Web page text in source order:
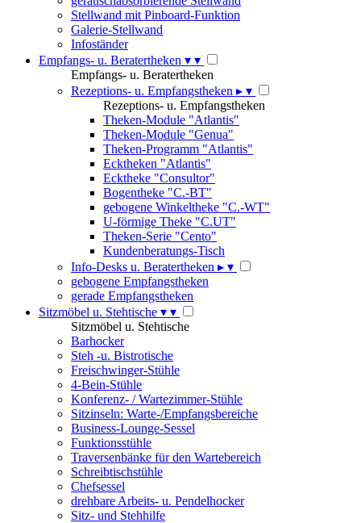
Stellwand mit Pinboard-Funktion
Galerie-Stellwand
Infoständer
Empfangs- u. Beratertheken ▾ ▾
Empfangs- u. Beratertheken
Rezeptions- u. Empfangstheken ▸ ▾
Rezeptions- u. Empfangstheken
Theken-Module "Atlantis"
Theken-Module "Genua"
Theken-Programm "Atlantis"
Ecktheken "Atlantis"
Ecktheke "Consultor"
Bogentheke "C.-BT"
gebogene Winkeltheke "C.-WT"
U-förmige Theke "C.UT"
Theken-Serie "Cento"
Kundenberatungs-Tisch
Info-Desks u. Beratertheken ▸ ▾
gebogene Empfangstheken
gerade Empfangstheken
Sitzmöbel u. Stehtische ▾ ▾
Sitzmöbel u. Stehtische
Barhocker
Steh -u. Bistrotische
Freischwinger-Stühle
4-Bein-Stühle
Konferenz- / Wartezimmer-Stühle
Sitzinseln: Warte-/Empfangsbereiche
Business-Lounge-Sessel
Funktionsstühle
Traversenbänke für den Wartebereich
Schreibtischstühle
Chefsessel
drehbare Arbeits- u. Pendelhocker
Sitz- und Stehhilfe